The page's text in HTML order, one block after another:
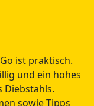
ist praktisch.
und ein hohes
Diebstahls.
sowie Tipps